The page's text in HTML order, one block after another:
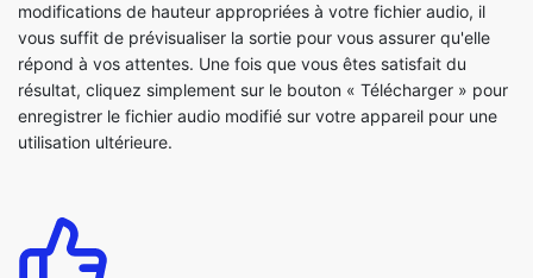
enregistrer le fichier audio modifié sur votre appareil pour une
utilisation ultérieure.
Gratuit et facile d'accès
Notre Pitch Shifter en ligne est un outil gratuit accessible à